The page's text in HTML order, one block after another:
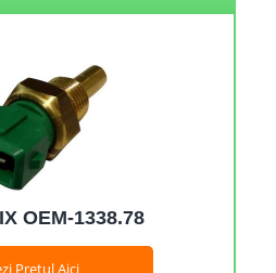
OEМ-1338.78
Pretul Aici